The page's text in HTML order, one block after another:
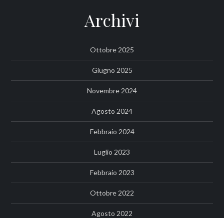
Archivi
Ottobre 2025
Giugno 2025
Novembre 2024
Agosto 2024
Febbraio 2024
Luglio 2023
Febbraio 2023
Ottobre 2022
Agosto 2022